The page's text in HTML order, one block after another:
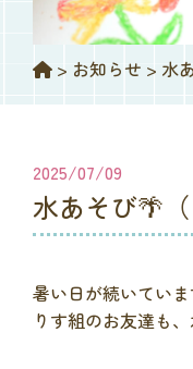
> お知らせ > 水
2025/07/09
水あそび🌴（
暑い日が続いてい
りす組のお友達も